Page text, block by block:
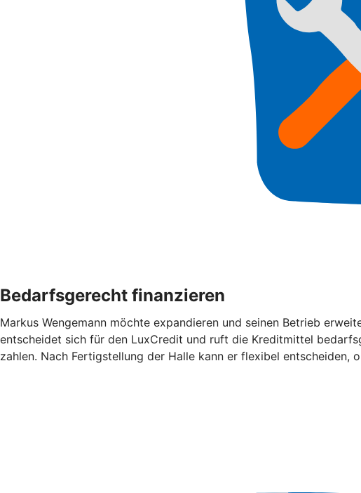
Bedarfsgerecht finanzieren
Markus Wengemann möchte expandieren und seinen Betrieb
entscheidet sich für den LuxCredit und ruft die Kreditmittel
zahlen. Nach Fertigstellung der Halle kann er flexibel